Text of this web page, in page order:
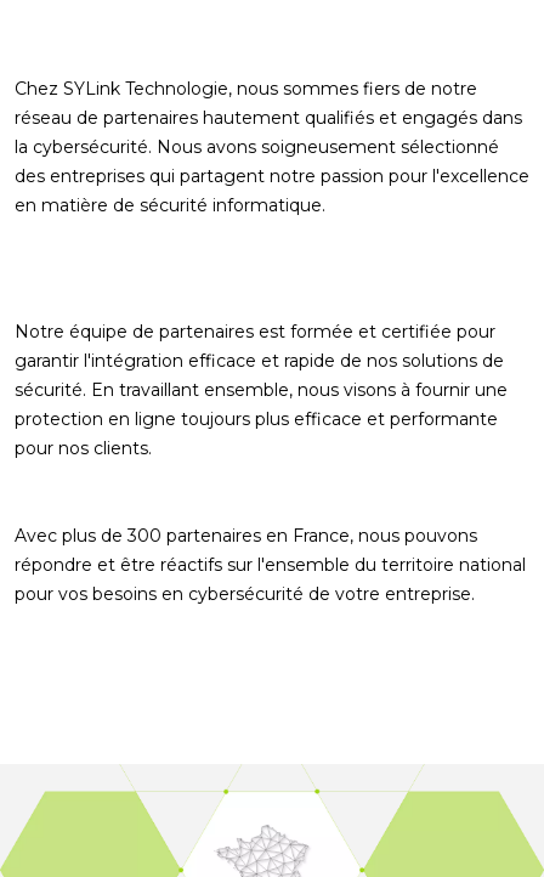
Chez SYLink Technologie, nous sommes fiers de notre
réseau de partenaires hautement qualifiés et engagés dans
la cybersécurité. Nous avons soigneusement sélectionné
des entreprises qui partagent notre passion pour l'excellence
en matière de sécurité informatique.
Notre équipe de partenaires est formée et certifiée pour
garantir l'intégration efficace et rapide de nos solutions de
sécurité. En travaillant ensemble, nous visons à fournir une
protection en ligne toujours plus efficace et performante
pour nos clients.
Avec plus de 300 partenaires en France, nous pouvons
répondre et être réactifs sur l'ensemble du territoire national
pour vos besoins en cybersécurité de votre entreprise.